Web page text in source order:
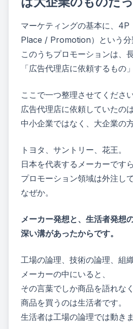
マーケティングの基本に、
Place / Promotion）という分
このうちプロモーションは、
「広告代理店に依頼するもの
ここで一つ整理させてください
広告代理店に依頼していたのは
中小企業ではなく、大企業の方
トヨタ、サントリー、花王。
日本を代表するメーカーですら
プロモーション領域は外注し
なぜか。
メーカー発想と、生活者発想の
深い溝があったからです。
工場の論理、技術の論理、組織
メーカーの中にいると、
その言葉でしか商品を語れな
商品を買うのは生活者です。
生活者は工場の論理では動きま